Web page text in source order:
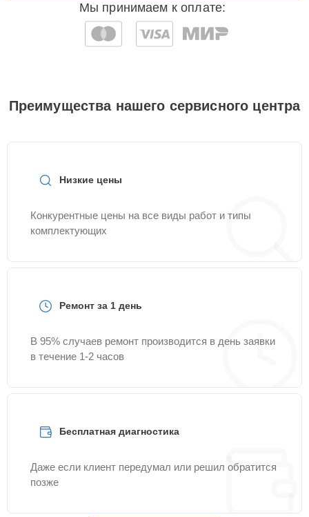
Мы принимаем к оплате:
Преимущества нашего сервисного центра
Низкие цены
Конкурентные цены на все виды работ и типы
комплектующих
Ремонт за 1 день
В 95% случаев ремонт производится в день заявки
в течение 1-2 часов
Бесплатная диагностика
Даже если клиент передумал или решил обратится
позже